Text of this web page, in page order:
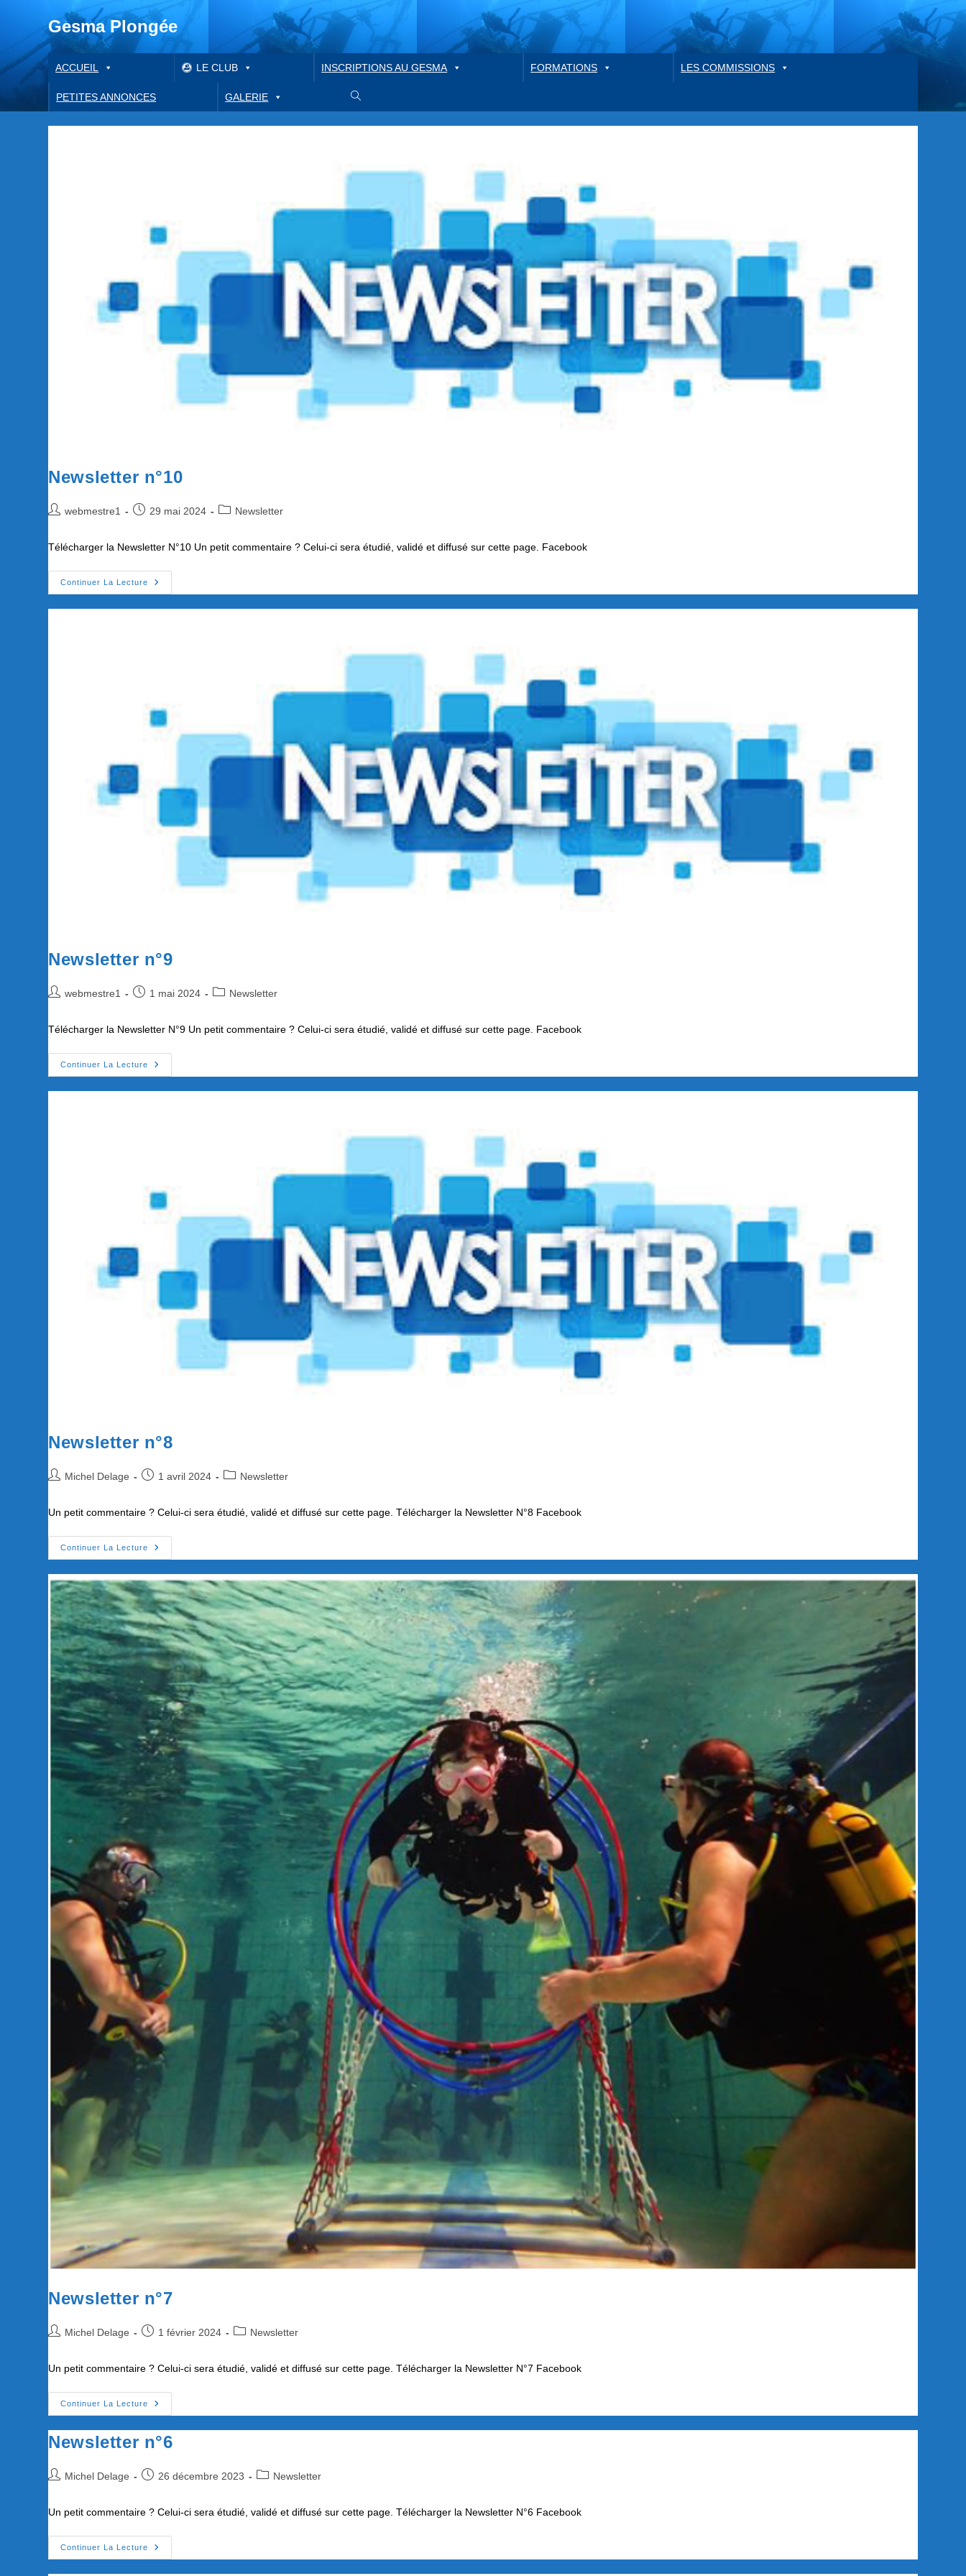
Gesma Plongée
ACCUEIL LE CLUB INSCRIPTIONS AU GESMA FORMATIONS LES COMMISSIONS
PETITES ANNONCES GALERIE Toggle
website
Newsletter n°10
Auteur/autrice
publication :
webmestre1
Publication
29 mai 2024
PostNewsletter
Télécharger la Newsletter N°10 Un petit commentaire ? Celui-ci sera étudié, validé et diffusé sur cette page. Facebook
Continuer La Lecture
Newsletter
N°10
Newsletter n°9
Auteur/autrice
publication :
webmestre1
Publication
1 mai 2024
PostNewsletter
Télécharger la Newsletter N°9 Un petit commentaire ? Celui-ci sera étudié, validé et diffusé sur cette page. Facebook
Continuer La Lecture
Newsletter
N°9
Newsletter n°8
Auteur/autrice
publication :
Michel Delage
Publication
1 avril 2024
PostNewsletter
Un petit commentaire ? Celui-ci sera étudié, validé et diffusé sur cette page. Télécharger la Newsletter N°8 Facebook
Continuer La Lecture
Newsletter
N°8
Newsletter n°7
Auteur/autrice
publication :
Michel Delage
Publication
1 février 2024
PostNewsletter
Un petit commentaire ? Celui-ci sera étudié, validé et diffusé sur cette page. Télécharger la Newsletter N°7 Facebook
Continuer La Lecture
Newsletter
N°7
Newsletter n°6
Auteur/autrice
publication :
Michel Delage
Publication
26 décembre 2023
PostNewsletter
Un petit commentaire ? Celui-ci sera étudié, validé et diffusé sur cette page. Télécharger la Newsletter N°6 Facebook
Continuer La Lecture
Newsletter
N°6